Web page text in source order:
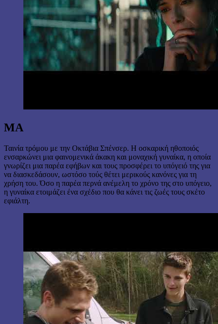
ΜΑ
Ταινία τρόμου με την Οκτάβια Σπένσερ. Η οσκαρική ηθοποιός
ενσαρκώνει μια φαινομενικά άκακη και μοναχική γυναίκα, η οποία
γνωρίζει μια παρέα εφήβων και τους προσφέρει το υπόγειό της για
να διασκεδάσουν, ωστόσο τούς θέτει μερικούς κανόνες για τη
χρήση του. Όσο η παρέα περνά ανέμελη το χρόνο της στο υπόγειο,
η γυναίκα ετοιμάζει ένα σχέδιο που θα κάνει τις ζωές τους σκέτο
εφιάλτη.